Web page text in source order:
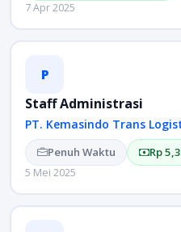
7 Apr 2025
P
Staff Administrasi
PT. Kemasindo Trans
Penuh Waktu Rp
5 Mei 2025